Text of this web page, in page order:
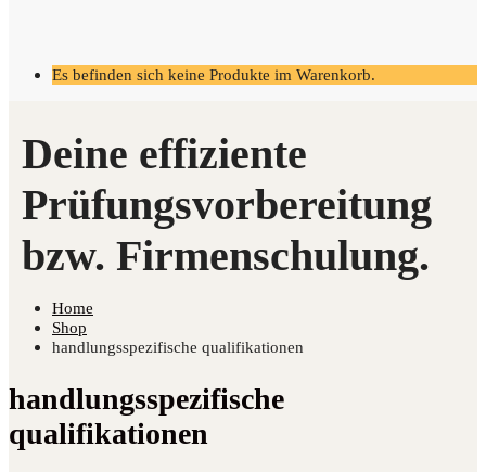
Es befinden sich keine Produkte im Warenkorb.
Home
Shop
handlungsspezifische qualifikationen
handlungsspezifische
qualifikationen